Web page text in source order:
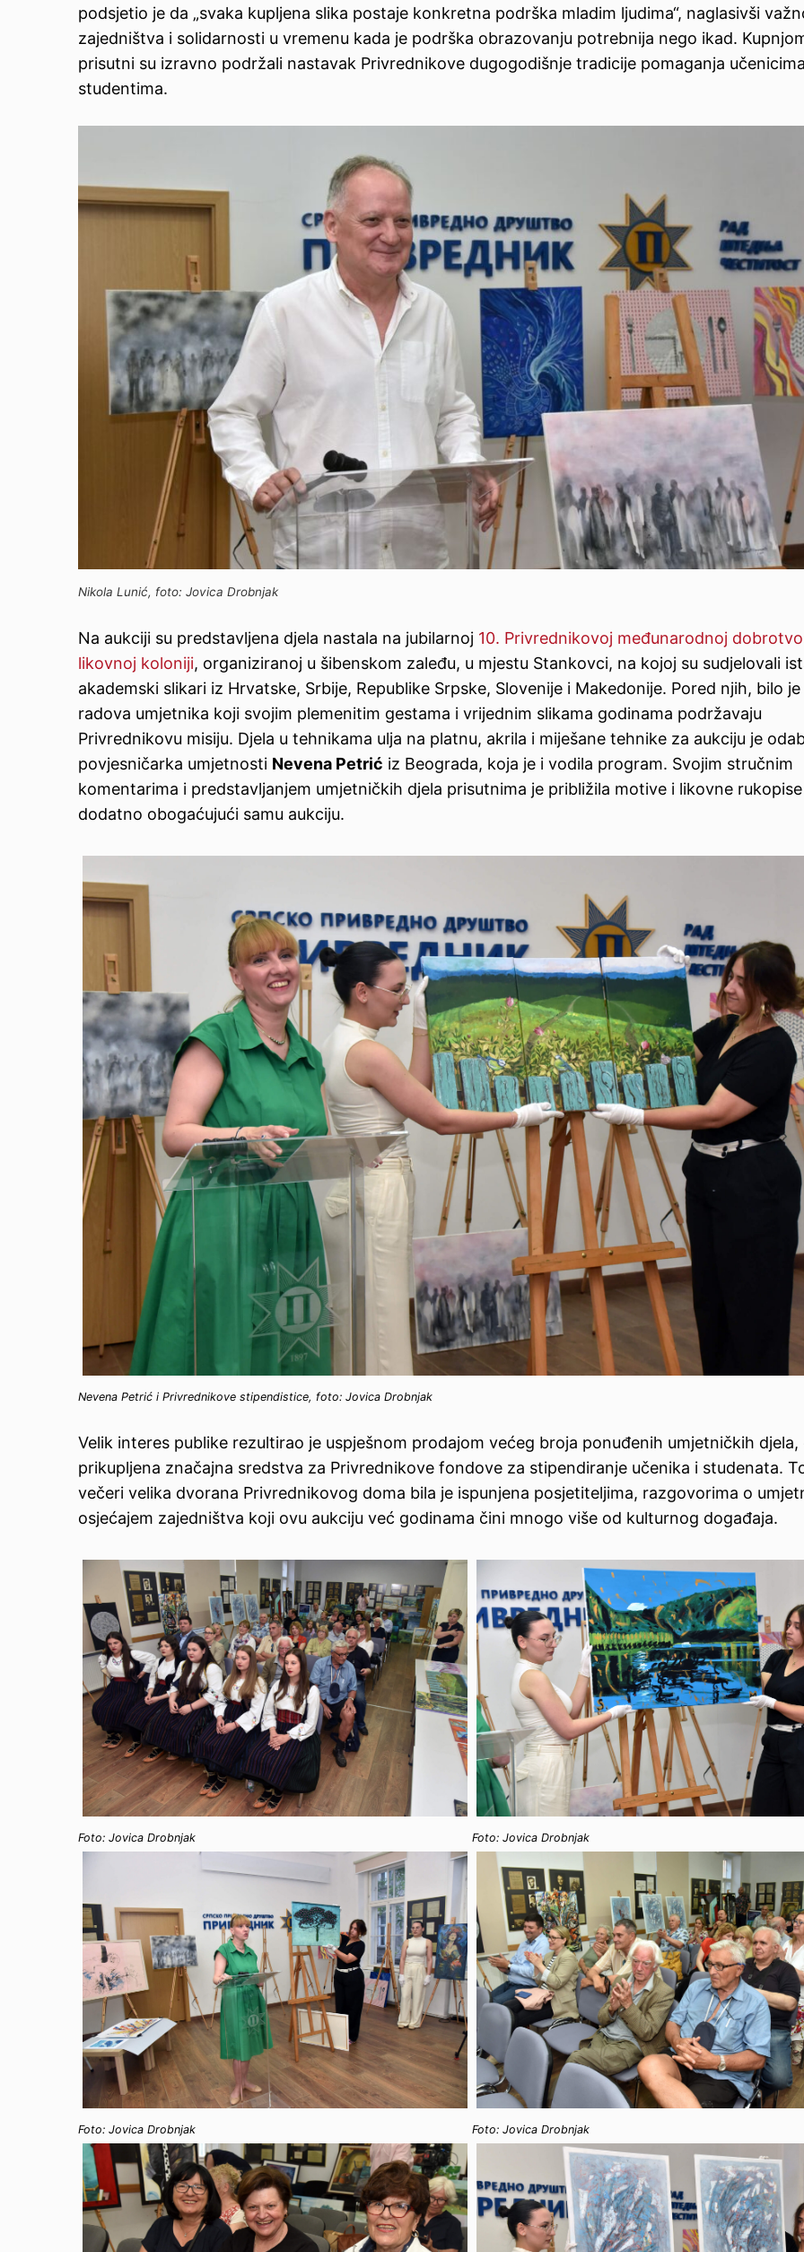
podsjetio je da „svaka kupljena slika postaje konkretna podrška mladim ljudima“, naglasivši
zajedništva i solidarnosti u vremenu kada je podrška obrazovanju potrebnija nego ikad.
prisutni su izravno podržali nastavak Privrednikove dugogodišnje tradicije pomaganja
studentima.
Nikola Lunić, foto: Jovica Drobnjak
Na aukciji su predstavljena djela nastala na jubilarnoj 10. Privrednikovoj međunarodnoj
likovnoj koloniji, organiziranoj u šibenskom zaleđu, u mjestu Stankovci, na kojoj su sudjelovali
akademski slikari iz Hrvatske, Srbije, Republike Srpske, Slovenije i Makedonije. Pored njih, bilo je
radova umjetnika koji svojim plemenitim gestama i vrijednim slikama godinama podržavaju
Privrednikovu misiju. Djela u tehnikama ulja na platnu, akrila i miješane tehnike za aukciju je
povjesničarka umjetnosti Nevena Petrić iz Beograda, koja je i vodila program. Svojim stručnim
komentarima i predstavljanjem umjetničkih djela prisutnima je približila motive i likovne
dodatno obogaćujući samu aukciju.
Nevena Petrić i Privrednikove stipendistice, foto: Jovica Drobnjak
Velik interes publike rezultirao je uspješnom prodajom većeg broja ponuđenih umjetničkih djela,
prikupljena značajna sredstva za Privrednikove fondove za stipendiranje učenika i studenata.
večeri velika dvorana Privrednikovog doma bila je ispunjena posjetiteljima, razgovorima o
osjećajem zajedništva koji ovu aukciju već godinama čini mnogo više od kulturnog događaja.
Foto: Jovica Drobnjak Foto: Jovica Drobnjak
Foto: Jovica Drobnjak Foto: Jovica Drobnjak